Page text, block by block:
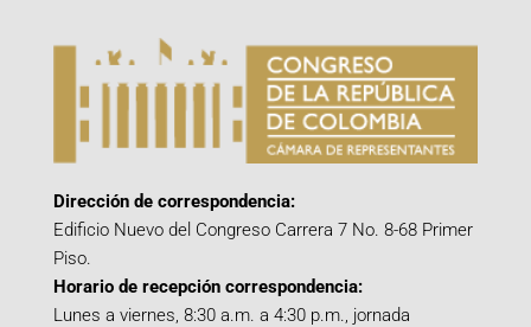
Dirección de correspondencia:
Edificio Nuevo del Congreso Carrera 7 No. 8-68 Primer
Piso.
Horario de recepción correspondencia:
Lunes a viernes, 8:30 a.m. a 4:30 p.m., jornada